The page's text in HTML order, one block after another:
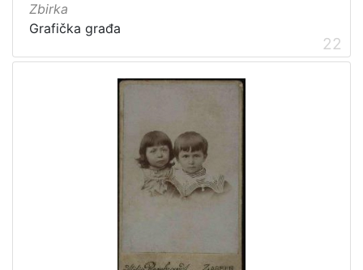
Zbirka
Grafička građa
22